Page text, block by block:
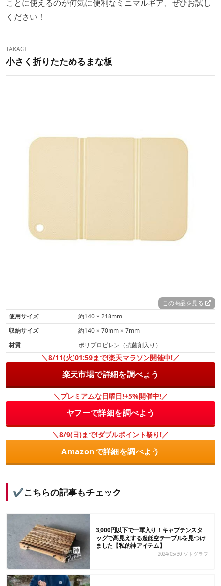
ことに使えるのが何気に便利なミニマルギア、ぜひお試し
ください！
TAKAGI
小さく折りたためるまな板
この商品を見る
使用サイズ
約140 × 218mm
収納サイズ
約140 × 70mm × 7mm
材質
ポリプロピレン（抗菌剤入り）
＼8/11(火)01:59まで!楽天マラソン開催中!／
楽天市場で詳細を調べよう
＼プレミアムな日曜日!+5%開催中!／
ヤフーで詳細を調べよう
＼8/9(日)まで!ダブルポイント祭り!／
Amazonで詳細を調べよう
✔️こちらの記事もチェック
3,000円以下で一軍入り！キャプテンスタ
ッグで高見えする超低空テーブルを見つけ
ました【私的神アイテム】
2024/05/30 ソトグラフ